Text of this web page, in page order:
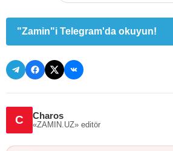
"Zamin"i Telegram'da okuyun!
C Charos
«ZAMIN.UZ» editör